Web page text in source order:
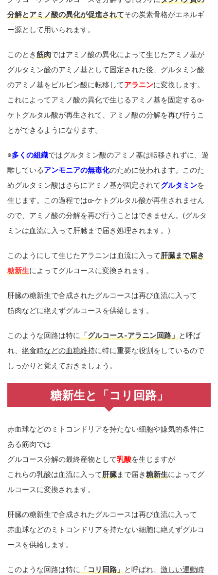
分解とアミノ酸の異化が促進されてその炭素骨格がエネルギ
ー源として用いられます。
このとき筋肉ではアミノ酸の異化によって生じたアミノ基が
グルタミン酸のアミノ基として固定された後、グルタミン酸
のアミノ基をピルビン酸に転移してアラニンに変換します。
これによってアミノ酸の異化で生じるアミノ基を固定するα-
ケトグルタル酸が再生されて、アミノ酸の分解を再び行うこ
とができるようになります。
※多くの組織ではグルタミン酸のアミノ基は転移されずに、遊
離しているアンモニアの無毒化のために使われます。このた
めグルタミン酸はさらにアミノ基が固定されてグルタミンを
生じます。この過程ではα-ケトグルタル酸が再生されません
ので、アミノ酸の分解を再び行うことはできません。(グルタ
ミンは血流に入って肝臓まで届き処理されます。)
このようにして生じたアラニンは血流に入って肝臓まで届き
糖新生によってグルコースに変換されます。
肝臓の糖新生で合成されたグルコースは再び血流に入って
筋肉などに絶えずグルコースを供給します。
このような回路は特に「グルコース-アラニン回路」と呼ば
れ、 絶食時などの血糖維持に特に重要な役割をしているので
しっかりと覚えておきましょう。
糖新生と「コリ回路」
赤血球などのミトコンドリアを持たない細胞や嫌気的条件に
ある筋肉では
グルコース分解の最終産物として乳酸を生じますが
これらの乳酸は血流に入って肝臓まで届き糖新生によってグ
ルコースに変換されます。
肝臓の糖新生で合成されたグルコースは再び血流に入って
赤血球などのミトコンドリアを持たない細胞に絶えずグルコ
ースを供給します。
このような回路は特に「コリ回路」と呼ばれ、 激しい運動時